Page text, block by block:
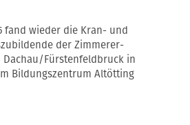
fand wieder die Kran- und
der Zimmerer-
Dachau/Fürstenfeldbruck in
Bildungszentrum Altötting